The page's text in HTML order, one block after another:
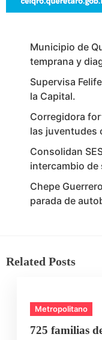
Municipio de
temprana y
Supervisa
la Capital.
Corregidora
las juventudes
Consolidan
intercambio de
Chepe
parada de
Related Posts
Metropolitano
725 familias